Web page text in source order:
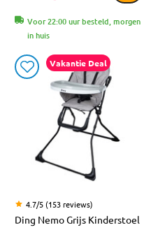
Voor 22:00 uur besteld, morgen
in huis
Vakantie Deal
4.7/5 (153 reviews)
Ding Nemo Grijs Kinderstoel